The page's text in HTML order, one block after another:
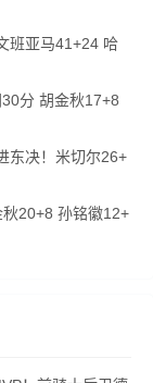
班亚马41+24 哈
分 胡金秋17+8
东决！米切尔26+
20+8 孙铭徽12+